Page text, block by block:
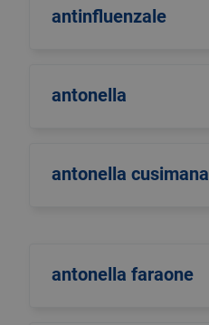
antinfluenzale
antonella
antonella cusimana
antonella faraone